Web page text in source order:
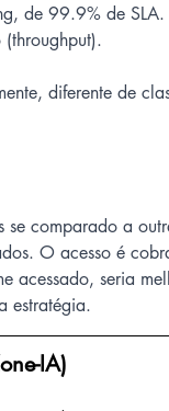
Tiering, de 99.9% de
diferente de
se comparado a
O acesso é
acessado, seria
estratégia.
IA)